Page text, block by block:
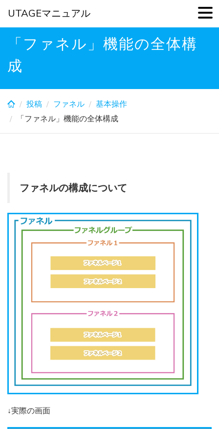
Skip
main
content
「ファネル」機能の全体構
成
投稿 ファネル
基本操作
「ファネル」機能の全体構成
ファネルの構成について
↓実際の画面
UTAGEマニュアル